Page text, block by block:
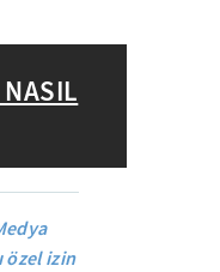
NASIL
özel izin